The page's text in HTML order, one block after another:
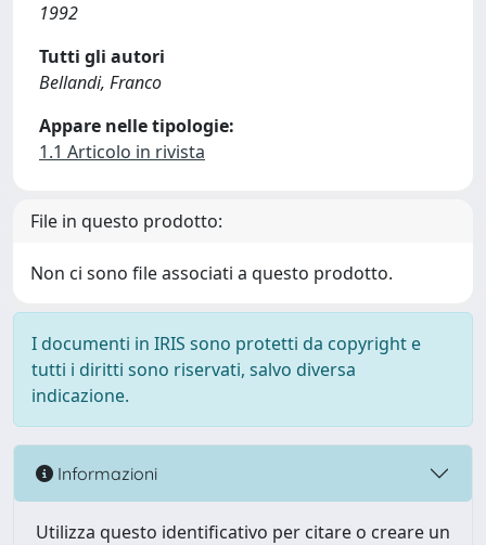
1992
Tutti gli autori
Bellandi, Franco
Appare nelle tipologie:
1.1 Articolo in rivista
File in questo prodotto:
Non ci sono file associati a questo prodotto.
I documenti in IRIS sono protetti da copyright e
tutti i diritti sono riservati, salvo diversa
indicazione.
Informazioni
Utilizza questo identificativo per citare o creare un